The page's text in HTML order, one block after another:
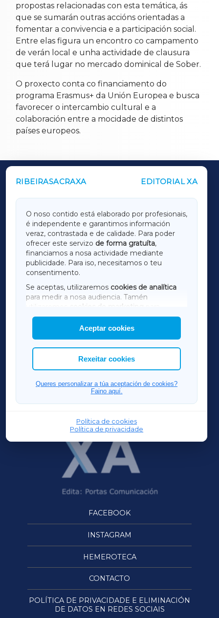
propostas relacionadas con esta temática, ás
que se sumarán outras accións orientadas a
fomentar a convivencia e a participación social.
Entre elas figura un encontro co campamento
de verán local e unha actividade de clausura
que terá lugar no mercado dominical de Sober.
O proxecto conta co financiamento do
programa Erasmus+ da Unión Europea e busca
favorecer o intercambio cultural e a
colaboración entre a mocidade de distintos
países europeos.
RIBEIRASACRAXA EDITORIAL XA
O noso contido está elaborado por profesionais,
é independente e garantimos información
veraz, contrastada e de calidade. Para poder
ofrecer este servizo de forma gratuíta,
financiamos a nosa actividade mediante
publicidade. Para iso, necesitamos o teu
consentimento.
Se aceptas, utilizaremos cookies de analítica
para medir a nosa audiencia. Tamén
utilizaremos
cookies de marketing
mostrar publicidade de terceiros.
Así mesmo, podes personalizar a elección das
cookies que desexas permitir.
Aceptar cookies
Rexeitar cookies
Queres personalizar a túa aceptación de cookies?
Faino aquí.
Política de cookies
Política de privacidade
OUTROS PERIÓDICOS
LUGOXA
TERRACHAXA
AMARIÑAXA
RIBEIRASACRAXA
ACORUÑAXA
FERROLXA
OURENSEXA
FACEBOOK
INSTAGRAM
HEMEROTECA
CONTACTO
POLÍTICA DE PRIVACIDADE E ELIMINACIÓN
DE DATOS EN REDES SOCIAIS